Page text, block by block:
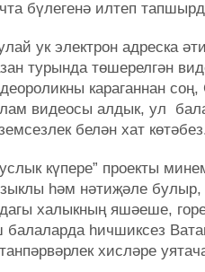
бүлегенә илтеп
ук электрон адреска
турында төшерелгән
караганнан
видеосы алдык, ул
белән хат
күпере” проекты
һәм нәтиҗәле
халыкның яшәеше,
балаларда һичшиксез
хисләре